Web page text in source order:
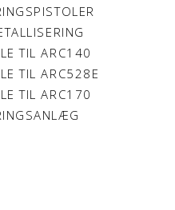
TIL ARC140
TIL ARC528E
TIL ARC170